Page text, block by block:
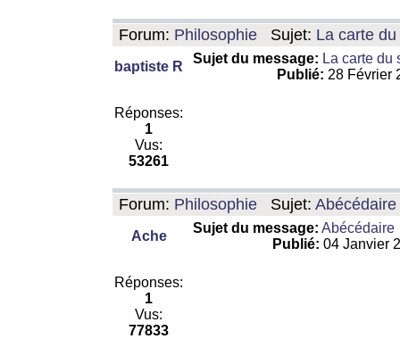
Forum: Philosophie Sujet: La carte
baptiste R
Sujet du message: La carte du
Publié: 28 Février
Réponses:
1
Vus:
53261
Forum: Philosophie Sujet: Abécédaire
Ache
Sujet du message: Abécédaire
Publié: 04 Janvier
Réponses:
1
Vus:
77833